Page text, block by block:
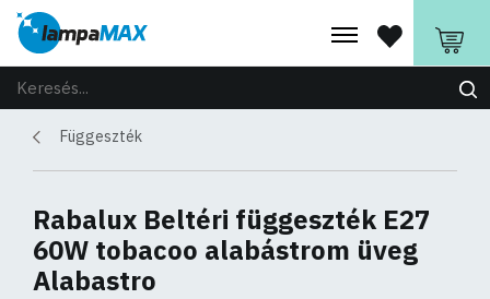
Függeszték
Rabalux Beltéri függeszték E27
60W tobacoo alabástrom üveg
Alabastro